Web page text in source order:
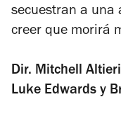
secuestran a una
creer que morirá
Dir. Mitchell
Luke Edwards y